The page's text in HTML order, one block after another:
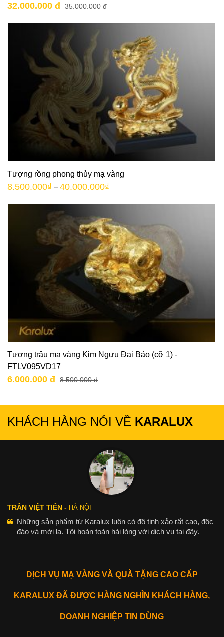
32.000.000 đ 35.000.000 đ
Tượng rồng phong thủy mạ vàng
8.500.000₫ – 40.000.000₫
Tượng trâu mạ vàng Kim Ngưu Đại Bảo (cỡ 1) -
FTLV095VD17
6.000.000 đ 8.500.000 đ
KHÁCH HÀNG NÓI VỀ KARALUX
TRẦN VIỆT TIẾN - HÀ NỘI
Những sản phẩm từ Karalux luôn có độ tinh xảo rất cao, độc
đáo và mới lạ. Tôi hoàn toàn hài lòng với dịch vụ tại đây.
DỊCH VỤ MẠ VÀNG VÀ QUÀ TẶNG CAO CẤP
KARALUX ĐÃ ĐƯỢC HÀNG NGHÌN KHÁCH HÀNG,
DOANH NGHIỆP TIN DÙNG